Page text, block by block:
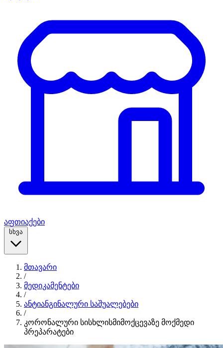
აფთიაქები
სხვა
მთავარი
/
მედიკამენტები
/
ანტიანგინალური საშუალებები
/
კორონალური სისხლისმიმოქცევაზე მოქმედი
პრეპარატები